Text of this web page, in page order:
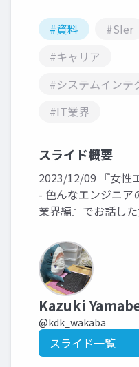
#資料 #SIer
#キャリア
#システムインテ
#IT業界
スライド概要
2023/12/09 『女性
- 色んなエンジニア
業界編』でお話した
Kazuki
@kdk_wakaba
スライド一覧